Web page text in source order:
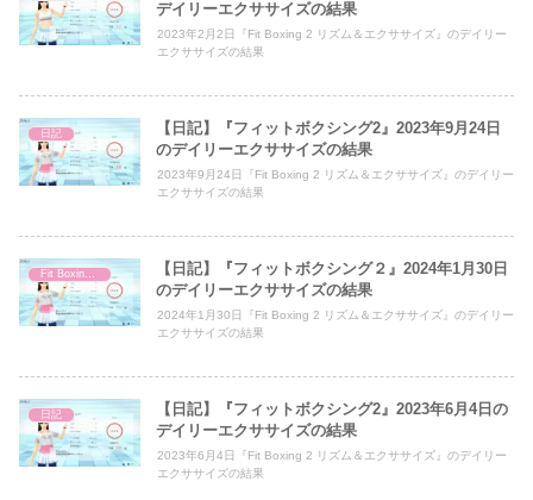
デイリーエクササイズの結果
2023年2月2日『Fit Boxing 2 リズム＆エクササイズ』のデイリー
エクササイズの結果
日記
【日記】『フィットボクシング2』2023年9月24日
のデイリーエクササイズの結果
2023年9月24日『Fit Boxing 2 リズム＆エクササイズ』のデイリー
エクササイズの結果
Fit Boxing 2
【日記】『フィットボクシング２』2024年1月30日
のデイリーエクササイズの結果
2024年1月30日『Fit Boxing 2 リズム＆エクササイズ』のデイリー
エクササイズの結果
日記
【日記】『フィットボクシング2』2023年6月4日の
デイリーエクササイズの結果
2023年6月4日『Fit Boxing 2 リズム＆エクササイズ』のデイリー
エクササイズの結果